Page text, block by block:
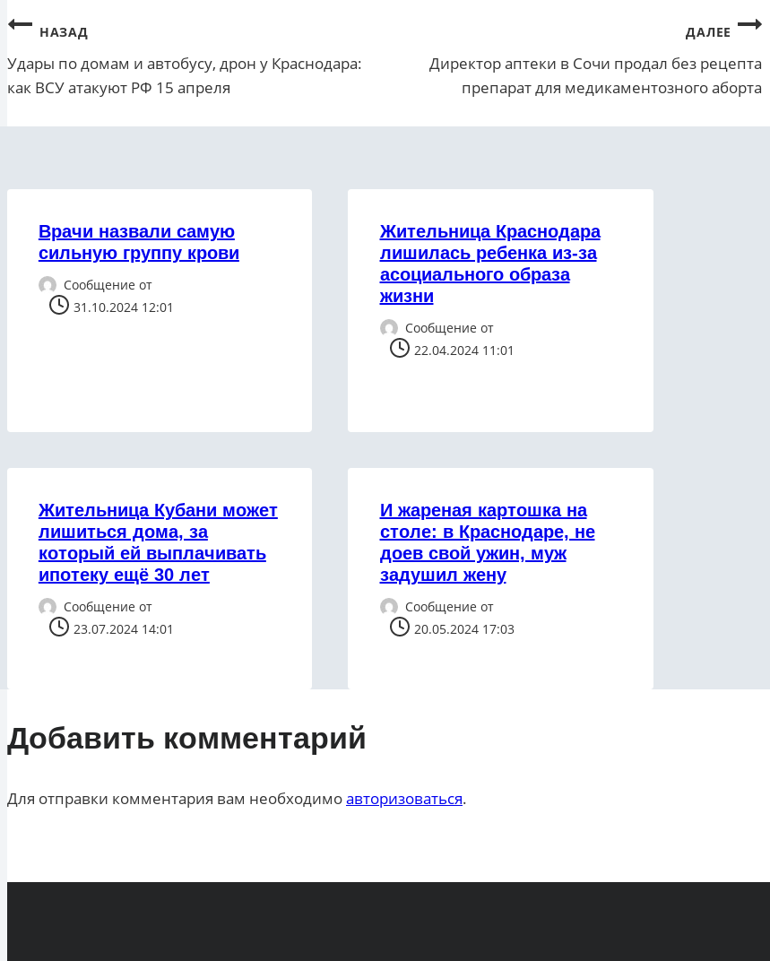
Навигация
по
НАЗАД
Удары по домам и автобусу, дрон у Краснодара:
как ВСУ атакуют РФ 15 апреля
ДАЛЕЕ
Директор аптеки в Сочи продал без рецепта
препарат для медикаментозного аборта
Врачи назвали самую
сильную группу крови
Сообщение от
31.10.2024 12:01
Жительница Краснодара
лишилась ребенка из-за
асоциального образа
жизни
Сообщение от
22.04.2024 11:01
Жительница Кубани может
лишиться дома, за
который ей выплачивать
ипотеку ещё 30 лет
Сообщение от
23.07.2024 14:01
И жареная картошка на
столе: в Краснодаре, не
доев свой ужин, муж
задушил жену
Сообщение от
20.05.2024 17:03
Добавить комментарий
Для отправки комментария вам необходимоавторизоваться.